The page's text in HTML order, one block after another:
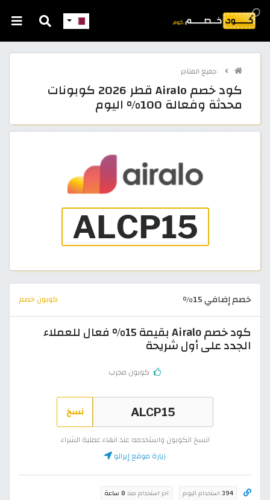
جميع المتاجر
كود خصم Airalo قطر 2026 كوبونات
محدثة وفعالة 100% اليوم
خصم إضافي 15% كوبون خصم
كود خصم Airalo بقيمة 15% فعال للعملاء
الجدد على أول شريحة
كوبون مجرب
نسخ
انسخ الكوبون واستخدمه عند انهاء عملية الشراء
زيارة موقع إيرالو
394 استخدام اليوم اخر استخدام منذ 8 ساعة